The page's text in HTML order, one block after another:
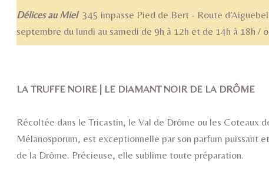
Délices au Miel 345 impasse Pied de Bert - Route
septembre du lundi au samedi de 9h à 12h et de 14h à 18h
LA TRUFFE NOIRE | LE DIAMANT NOIR DE LA DRÔME
Récoltée dans le Tricastin, le Val de Drôme ou les Coteaux
Mélanosporum, est exceptionnelle par son parfum puissant
de la Drôme. Précieuse, elle sublime toute préparation.